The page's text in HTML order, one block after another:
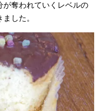
が奪われていくレベルの
した。